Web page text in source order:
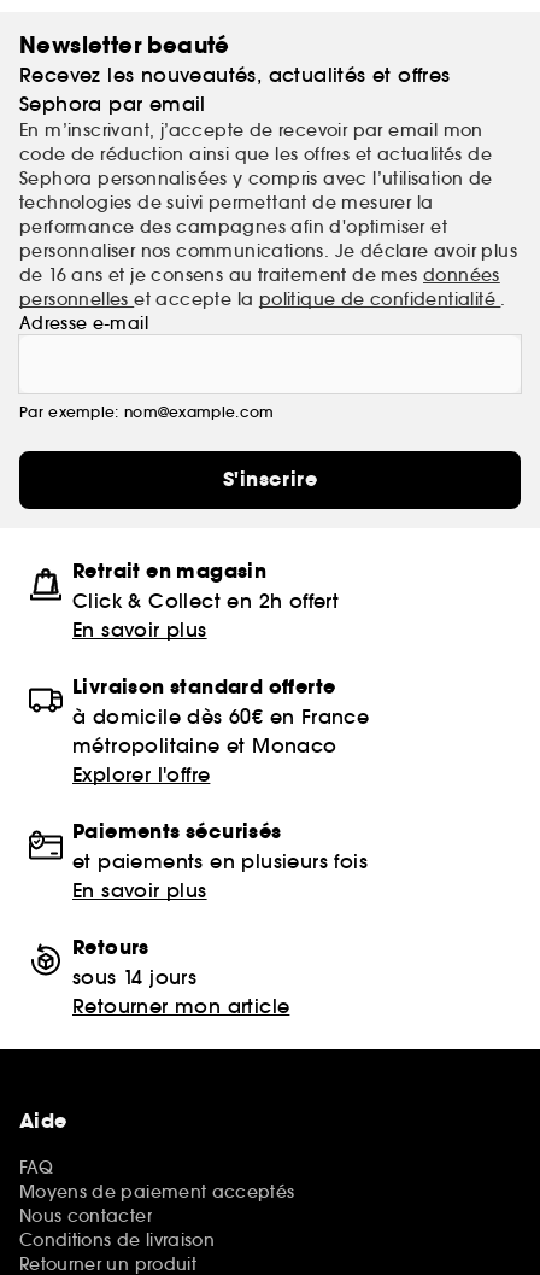
Newsletter beauté
Recevez les nouveautés, actualités et offres
Sephora par email
En m’inscrivant, j’accepte de recevoir par email mon
code de réduction ainsi que les offres et actualités de
Sephora personnalisées y compris avec l’utilisation de
technologies de suivi permettant de mesurer la
performance des campagnes afin d'optimiser et
personnaliser nos communications. Je déclare avoir plus
de 16 ans et je consens au traitement de mes données
personnelleset accepte la politique de confidentialité .
Adresse e-mail
Par exemple: nom@example.com
S'inscrire
Retrait en magasin
Click & Collect en 2h offert
En savoir plus
Livraison standard offerte
à domicile dès 60€ en France
métropolitaine et Monaco
Explorer l'offre
Paiements sécurisés
et paiements en plusieurs fois
En savoir plus
Retours
sous 14 jours
Retourner mon article
Aide
FAQ
Moyens de paiement acceptés
Nous contacter
Conditions de livraison
Retourner un produit